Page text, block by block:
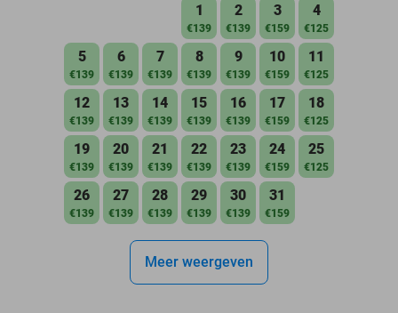
1
€139
2
€139
3
€159
4
€125
5
€139
6
€139
7
€139
8
€139
9
€139
10
€159
11
€125
12
€139
13
€139
14
€139
15
€139
16
€139
17
€159
18
€125
19
€139
20
€139
21
€139
22
€139
23
€139
24
€159
25
€125
26
€139
27
€139
28
€139
29
€139
30
€139
31
€159
Meer weergeven